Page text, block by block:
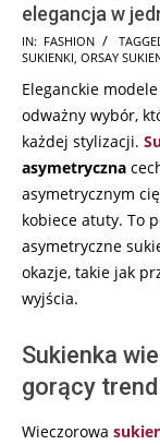
elegancja w
2025-
10-
03
IN: FASHION
SUKIENKI ORSAY
Eleganckie
odważny wybór,
każdej stylizacji.
asymetryczna
asymetrycznym
kobiece atuty. To
asymetryczne
okazje, takie jak
wyjścia.
Sukienka
gorący trend
Wieczorowa